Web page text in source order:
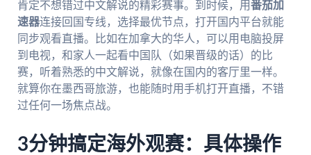
肯定不想错过中文解说的精彩赛事。到时候，用番茄加
速器连接回国专线，选择最优节点，打开国内平台就能
同步观看直播。比如在加拿大的华人，可以用电脑投屏
到电视，和家人一起看中国队（如果晋级的话）的比
赛，听着熟悉的中文解说，就像在国内的客厅里一样。
就算你在墨西哥旅游，也能随时用手机打开直播，不错
过任何一场焦点战。
3分钟搞定海外观赛：具体操作